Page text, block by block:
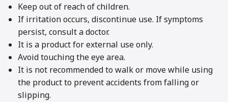
Keep out of reach of children.
If irritation occurs, discontinue use. If symptoms
persist, consult a doctor.
It is a product for external use only.
Avoid touching the eye area.
It is not recommended to walk or move while using
the product to prevent accidents from falling or
slipping.